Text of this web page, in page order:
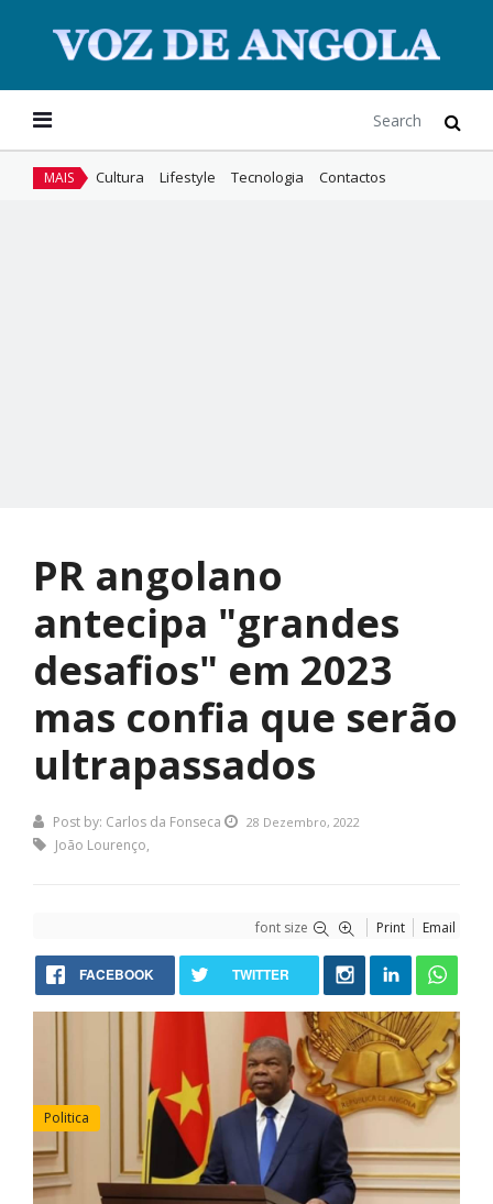
MAIS Cultura Lifestyle Tecnologia Contactos
PR angolano
antecipa "grandes
desafios" em 2023
mas confia que serão
ultrapassados
Post by: Carlos da Fonseca 28 Dezembro, 2022
João Lourenço,
font size Print Email
FACEBOOK TWITTER
Politica